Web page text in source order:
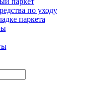
по уходу
паркета